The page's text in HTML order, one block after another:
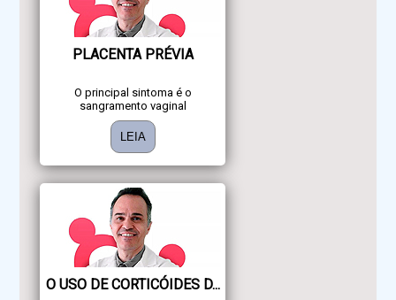
PLACENTA PRÉVIA
O principal sintoma é o
sangramento vaginal
LEIA
O USO DE CORTICÓIDES D...